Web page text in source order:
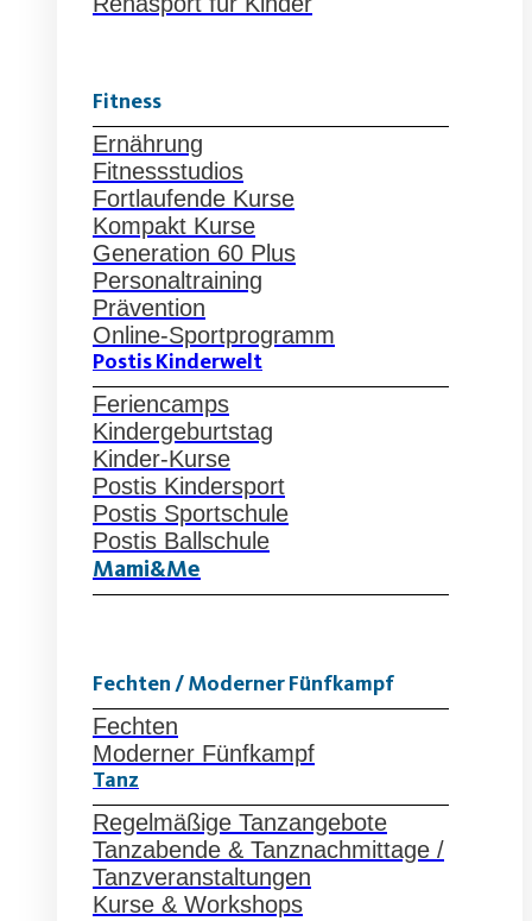
Fitness
Ernährung
Fitnessstudios
Fortlaufende Kurse
Kompakt Kurse
Generation 60 Plus
Personaltraining
Prävention
Online-Sportprogramm
Postis Kinderwelt
Feriencamps
Kindergeburtstag
Kinder-Kurse
Postis Kindersport
Postis Sportschule
Postis Ballschule
Mami&Me
Fechten / Moderner Fünfkampf
Fechten
Moderner Fünfkampf
Tanz
Regelmäßige Tanzangebote
Tanzabende & Tanznachmittage /
Tanzveranstaltungen
Kurse & Workshops